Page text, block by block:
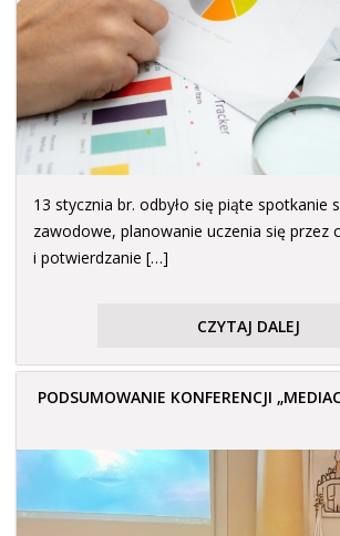
13 stycznia br. odbyło się piąte spotkanie
zawodowe, planowanie uczenia się przez
i potwierdzanie […]
CZYTAJ DALEJ
PODSUMOWANIE KONFERENCJI